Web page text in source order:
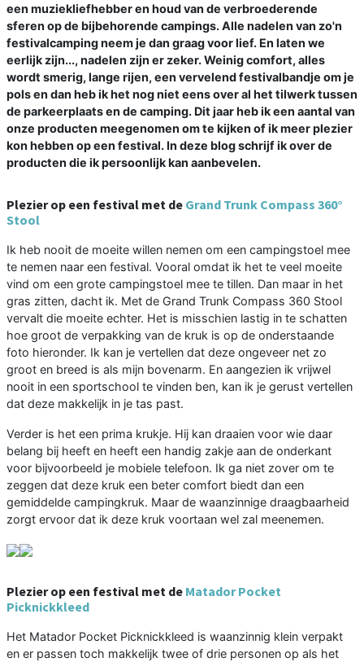
een muziekliefhebber en houd van de verbroederende
sferen op de bijbehorende campings. Alle nadelen van zo'n
festivalcamping neem je dan graag voor lief. En laten we
eerlijk zijn..., nadelen zijn er zeker. Weinig comfort, alles
wordt smerig, lange rijen, een vervelend festivalbandje om je
pols en dan heb ik het nog niet eens over al het tilwerk tussen
de parkeerplaats en de camping. Dit jaar heb ik een aantal van
onze producten meegenomen om te kijken of ik meer plezier
kon hebben op een festival. In deze blog schrijf ik over de
producten die ik persoonlijk kan aanbevelen.
Plezier op een festival met de Grand Trunk Compass 360°
Stool
Ik heb nooit de moeite willen nemen om een campingstoel mee
te nemen naar een festival. Vooral omdat ik het te veel moeite
vind om een grote campingstoel mee te tillen. Dan maar in het
gras zitten, dacht ik. Met de Grand Trunk Compass 360 Stool
vervalt die moeite echter. Het is misschien lastig in te schatten
hoe groot de verpakking van de kruk is op de onderstaande
foto hieronder. Ik kan je vertellen dat deze ongeveer net zo
groot en breed is als mijn bovenarm. En aangezien ik vrijwel
nooit in een sportschool te vinden ben, kan ik je gerust vertellen
dat deze makkelijk in je tas past.
Verder is het een prima krukje. Hij kan draaien voor wie daar
belang bij heeft en heeft een handig zakje aan de onderkant
voor bijvoorbeeld je mobiele telefoon. Ik ga niet zover om te
zeggen dat deze kruk een beter comfort biedt dan een
gemiddelde campingkruk. Maar de waanzinnige draagbaarheid
zorgt ervoor dat ik deze kruk voortaan wel zal meenemen.
Plezier op een festival met de Matador Pocket
Picknickkleed
Het Matador Pocket Picknickkleed is waanzinnig klein verpakt
en er passen toch makkelijk twee of drie personen op als het